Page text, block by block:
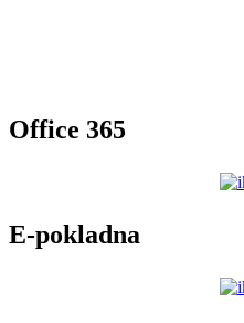
Office 365
E-pokladna